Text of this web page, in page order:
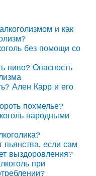
и как
без помощи со
пиво? Опасность
Ален Карр и его
похмелье?
народными
пьянства, если сам
выздоровления?
при